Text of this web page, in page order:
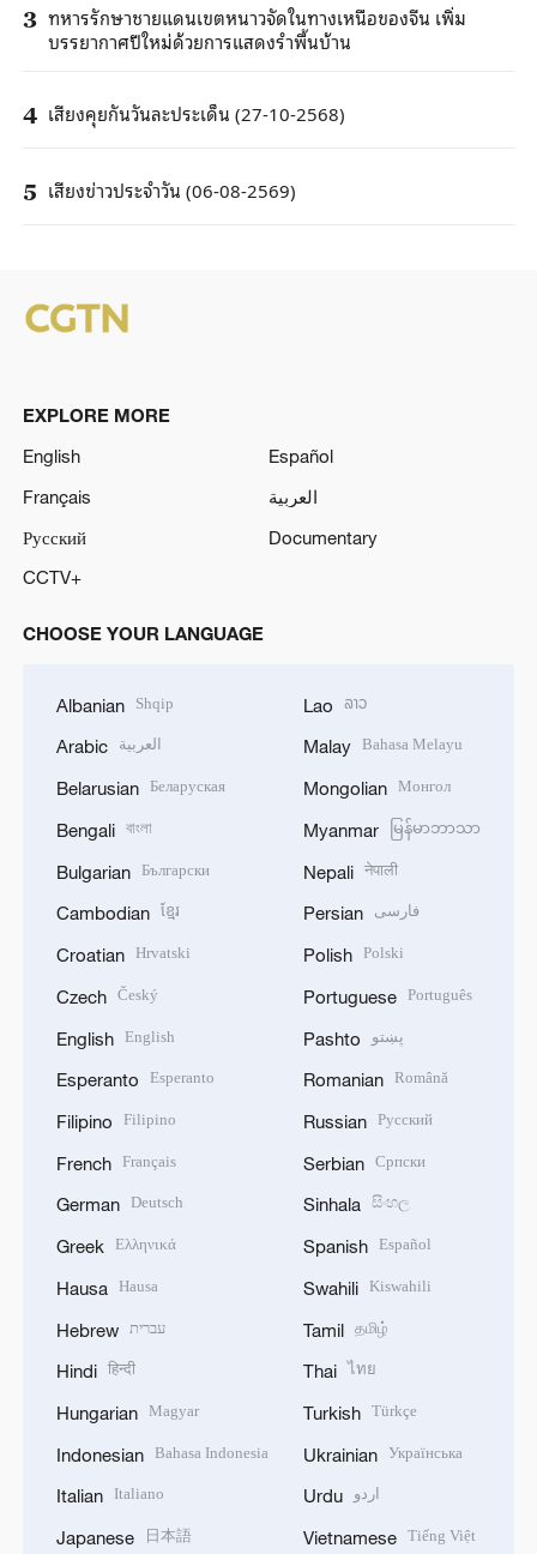
3 ทหารรักษาชายแดนเขตหนาวจัดในทางเหนือของจีน เพิ่ม
บรรยากาศปีใหม่ด้วยการแสดงรำพื้นบ้าน
4 เสียงคุยกันวันละประเด็น (27-10-2568)
5 เสียงข่าวประจำวัน (06-08-2569)
EXPLORE MORE
English
Español
Français
العربية
Русский
Documentary
CCTV+
CHOOSE YOUR LANGUAGE
Albanian Shqip
Arabic العربية
Belarusian Беларуская
Bengali বাংলা
Bulgarian Български
Cambodian ខ្មែរ
Croatian Hrvatski
Czech Český
English English
Esperanto Esperanto
Filipino Filipino
French Français
German Deutsch
Greek Ελληνικά
Hausa Hausa
Hebrew עברית
Hindi हिन्दी
Hungarian Magyar
Indonesian Bahasa Indonesia
Italian Italiano
Japanese 日本語
Lao ລາວ
Malay Bahasa Melayu
Mongolian Монгол
Myanmar မြန်မာဘာသာ
Nepali नेपाली
Persian فارسی
Polish Polski
Portuguese Português
Pashto پښتو
Romanian Română
Russian Русский
Serbian Српски
Sinhala සිංහල
Spanish Español
Swahili Kiswahili
Tamil தமிழ்
Thai ไทย
Turkish Türkçe
Ukrainian Українська
Urdu اردو
Vietnamese Tiếng Việt